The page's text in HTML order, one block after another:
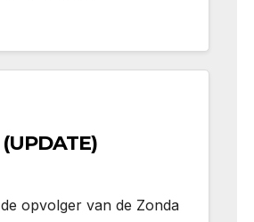
opvolger van de Zonda